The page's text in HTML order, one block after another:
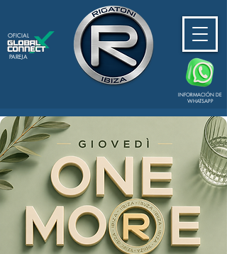
PAREJA
OFICIAL
INFORMACIÓN DE
WHATSAPP